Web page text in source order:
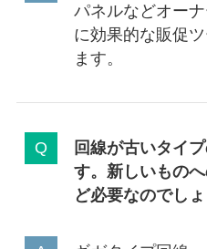
パネルなどオー
に効果的な販促
ます。
回線が古いタイ
す。新しいもの
ど必要なのでし